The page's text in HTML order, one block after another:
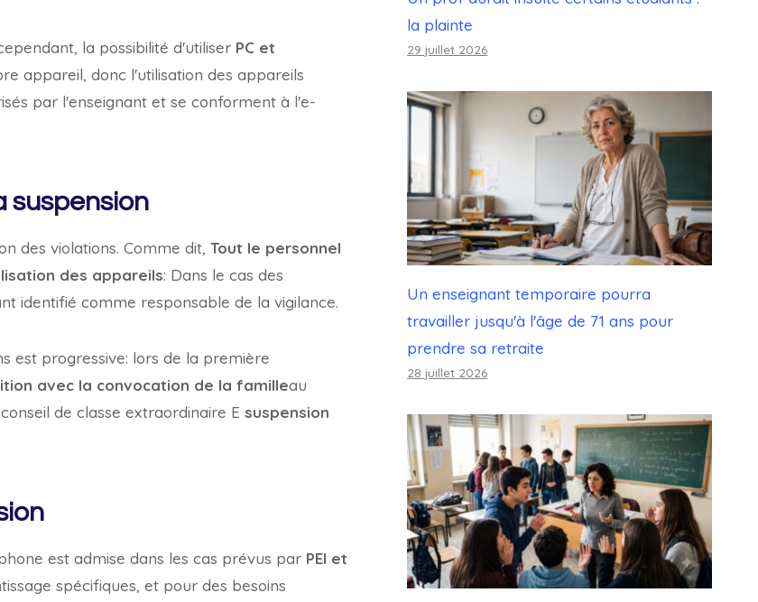
la possibilité d'utiliser PC et
appareil, donc l'utilisation des appareils
par l'enseignant et se conforment à l'e-
suspension
des violations. Comme dit, Tout le personnel
des appareils: Dans le cas des
identifié comme responsable de la vigilance.
est progressive: lors de la première
avec la convocation de la familleau
de classe extraordinaire E suspension
est admise dans les cas prévus par PEI et
spécifiques, et pour des besoins
la plainte
29 juillet 2026
Un enseignant temporaire pourra
travailler jusqu'à l'âge de 71 ans pour
prendre sa retraite
28 juillet 2026